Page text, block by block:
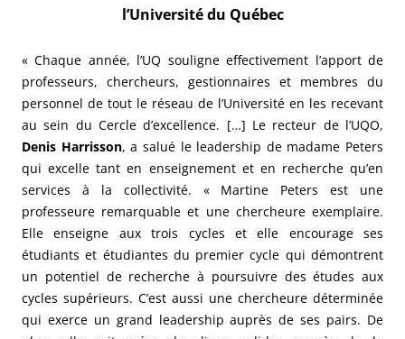
l’Université du Québec
« Chaque année, l’UQ souligne effectivement l’apport de
professeurs, chercheurs, gestionnaires et membres du
personnel de tout le réseau de l’Université en les recevant
au sein du Cercle d’excellence. […] Le recteur de l’UQO,
Denis Harrisson, a salué le leadership de madame Peters
qui excelle tant en enseignement et en recherche qu’en
services à la collectivité. « Martine Peters est une
professeure remarquable et une chercheure exemplaire.
Elle enseigne aux trois cycles et elle encourage ses
étudiants et étudiantes du premier cycle qui démontrent
un potentiel de recherche à poursuivre des études aux
cycles supérieurs. C’est aussi une chercheure déterminée
qui exerce un grand leadership auprès de ses pairs. De